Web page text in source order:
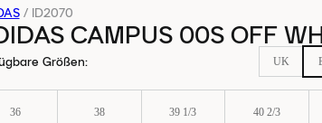
/ ID2070
CAMPUS 00S OFF
Größen: UK
36 38 39 1/3 40 2/3